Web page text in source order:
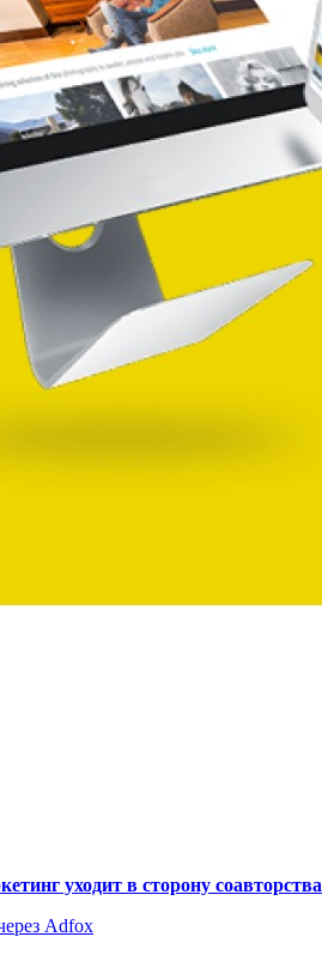
уходит в сторону соавторства
Adfox